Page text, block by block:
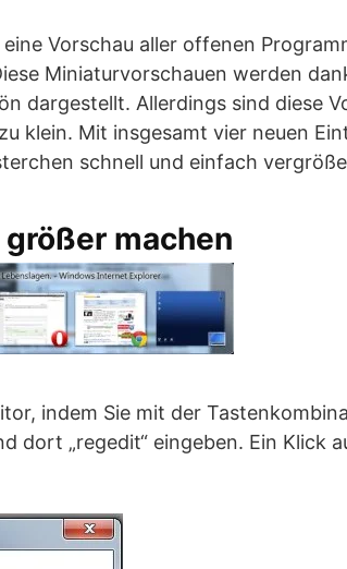
Vorschau aller offenen
Miniaturvorschauen werden
dargestellt. Allerdings sind diese
klein. Mit insgesamt vier neuen
schnell und einfach
machen
indem Sie mit der
dort „regedit“ eingeben. Ein Klick